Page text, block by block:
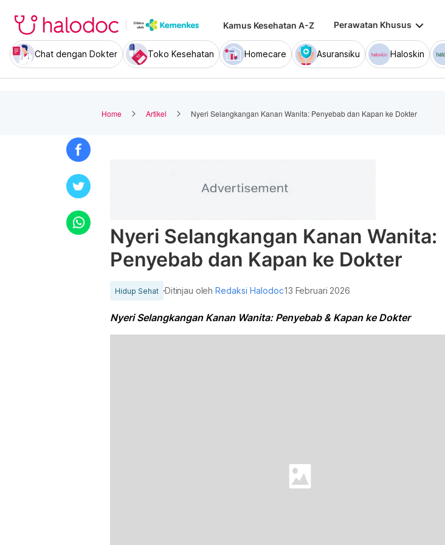
Kamus Kesehatan A-Z Perawatan Khusus keyboard_arrow_down
Chat dengan Dokter Toko Kesehatan Homecare Asuransiku Haloskin
Home Artikel Nyeri Selangkangan Kanan Wanita: Penyebab dan Kapan ke Dokter
Nyeri Selangkangan Kanan Wanita:
Penyebab dan Kapan ke Dokter
Hidup Sehat Ditinjau olehRedaksi Halodoc13 Februari 2026
Nyeri Selangkangan Kanan Wanita: Penyebab & Kapan ke Dokter